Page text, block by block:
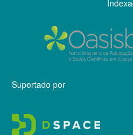
Suportado por